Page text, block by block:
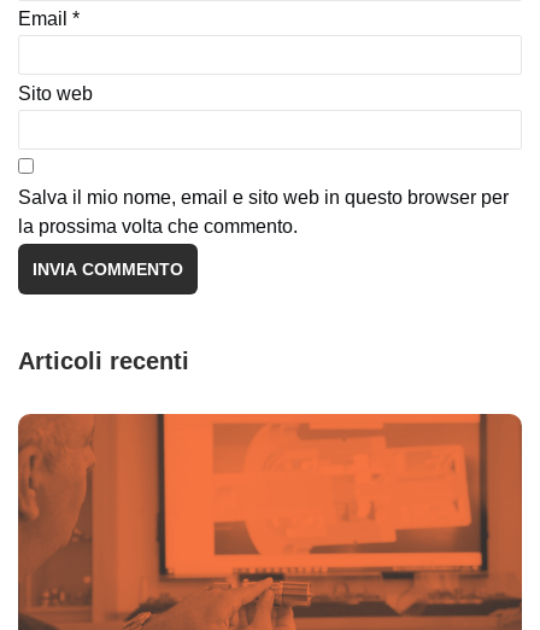
Email *
Sito web
Salva il mio nome, email e sito web in questo browser per
la prossima volta che commento.
Articoli recenti